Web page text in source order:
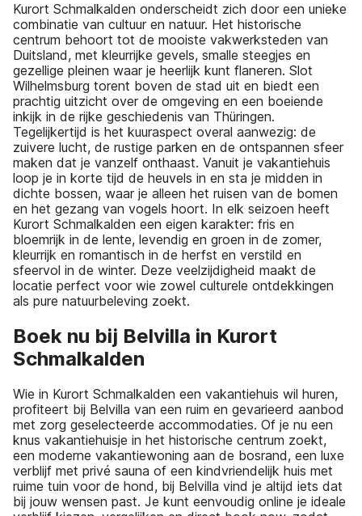
Kurort Schmalkalden onderscheidt zich door een unieke
combinatie van cultuur en natuur. Het historische
centrum behoort tot de mooiste vakwerksteden van
Duitsland, met kleurrijke gevels, smalle steegjes en
gezellige pleinen waar je heerlijk kunt flaneren. Slot
Wilhelmsburg torent boven de stad uit en biedt een
prachtig uitzicht over de omgeving en een boeiende
inkijk in de rijke geschiedenis van Thüringen.
Tegelijkertijd is het kuuraspect overal aanwezig: de
zuivere lucht, de rustige parken en de ontspannen sfeer
maken dat je vanzelf onthaast. Vanuit je vakantiehuis
loop je in korte tijd de heuvels in en sta je midden in
dichte bossen, waar je alleen het ruisen van de bomen
en het gezang van vogels hoort. In elk seizoen heeft
Kurort Schmalkalden een eigen karakter: fris en
bloemrijk in de lente, levendig en groen in de zomer,
kleurrijk en romantisch in de herfst en verstild en
sfeervol in de winter. Deze veelzijdigheid maakt de
locatie perfect voor wie zowel culturele ontdekkingen
als pure natuurbeleving zoekt.
Boek nu bij Belvilla in Kurort
Schmalkalden
Wie in Kurort Schmalkalden een vakantiehuis wil huren,
profiteert bij Belvilla van een ruim en gevarieerd aanbod
met zorg geselecteerde accommodaties. Of je nu een
knus vakantiehuisje in het historische centrum zoekt,
een moderne vakantiewoning aan de bosrand, een luxe
verblijf met privé sauna of een kindvriendelijk huis met
ruime tuin voor de hond, bij Belvilla vind je altijd iets dat
bij jouw wensen past. Je kunt eenvoudig online je ideale